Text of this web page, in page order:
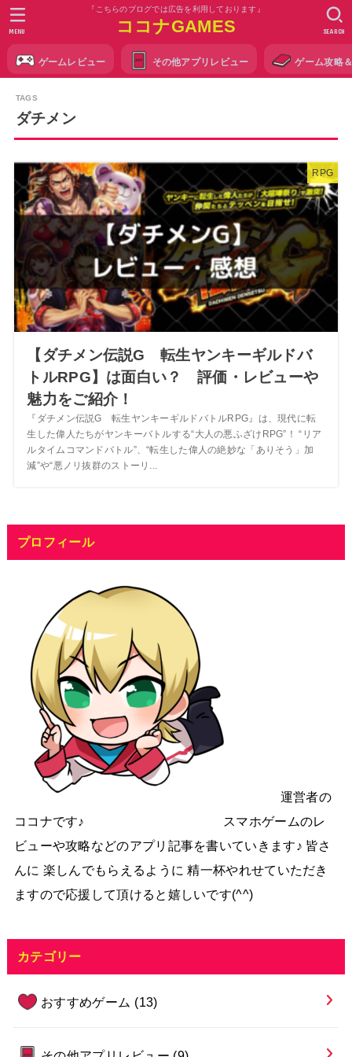
『こちらのブログでは広告を利用しております』
ココナGAMES
ゲームレビュー その他アプリレビュー ゲーム攻略
SEARCH
MENU
ダチメン
RPG
【ダチメン伝説G 転生ヤンキーギルドバ
トルRPG】は面白い？ 評価・レビューや
魅力をご紹介！
『ダチメン伝説G 転生ヤンキーギルドバトルRPG』は、現代に転
生した偉人たちがヤンキーバトルする“大人の悪ふざけRPG”！ “リア
ルタイムコマンドバトル”、“転生した偉人の絶妙な「ありそう」加
減”や“悪ノリ抜群のストーリ...
プロフィール
運営者の
ココナです♪ スマホゲームのレ
ビューや攻略などのアプリ記事を書いていきます♪ 皆さ
んに 楽しんでもらえるように 精一杯やれせていただき
ますので応援して頂けると嬉しいです(^^)
カテゴリー
おすすめゲーム (13)